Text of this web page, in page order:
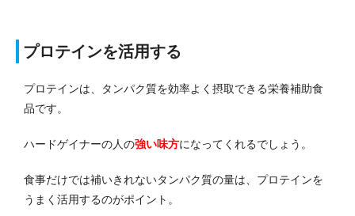
プロテインを活用する
プロテインは、タンパク質を効率よく摂取できる栄養補助食
品です。
ハードゲイナーの人の強い味方になってくれるでしょう。
食事だけでは補いきれないタンパク質の量は、プロテインを
うまく活用するのがポイント。